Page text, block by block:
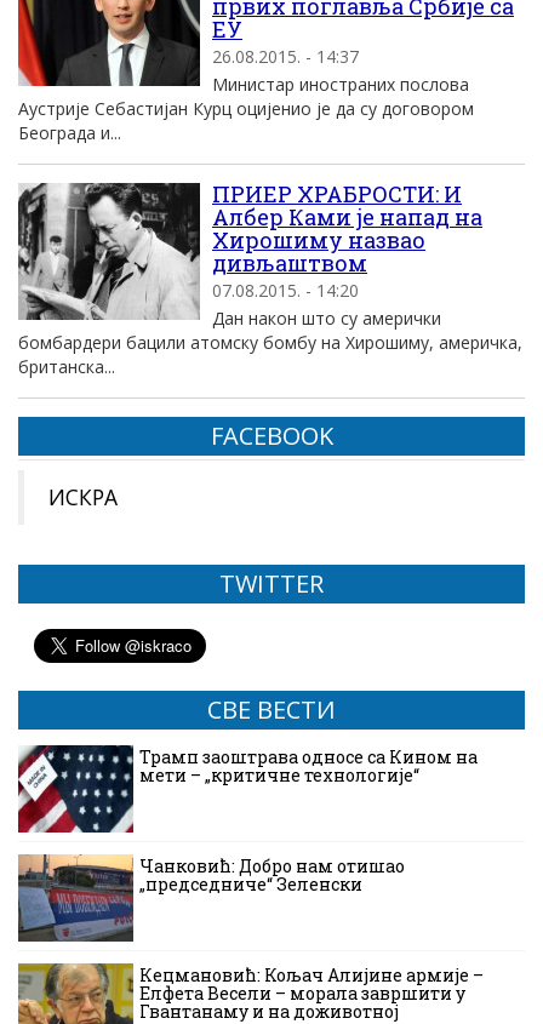
првих поглавља Србије са
ЕУ
26.08.2015. - 14:37
Министар иностраних послова
Аустрије Себастијан Курц оцијенио је да су договором
Београда и...
ПРИЕР ХРАБРОСТИ: И
Албер Ками је напад на
Хирошиму назвао
дивљаштвом
07.08.2015. - 14:20
Дан након што су амерички
бомбардери бацили атомску бомбу на Хирошиму, америчка,
британска...
FACEBOOK
ИСКРА
TWITTER
СВЕ ВЕСТИ
Трамп заоштрава односе са Кином на
мети – „критичне технологије“
Чанковић: Добро нам отишао
„председниче“ Зеленски
Кецмановић: Кољач Алијине армије –
Елфета Весели – морала завршити у
Гвантанаму и на доживотној